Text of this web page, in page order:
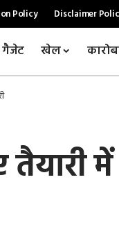
Policy Disclaimer
गैजेट खेल
में